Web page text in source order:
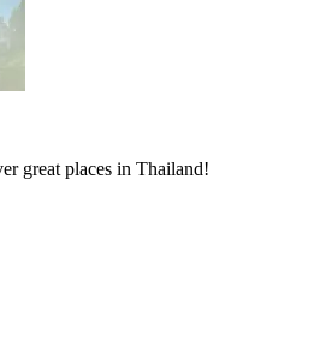
great places in Thailand!